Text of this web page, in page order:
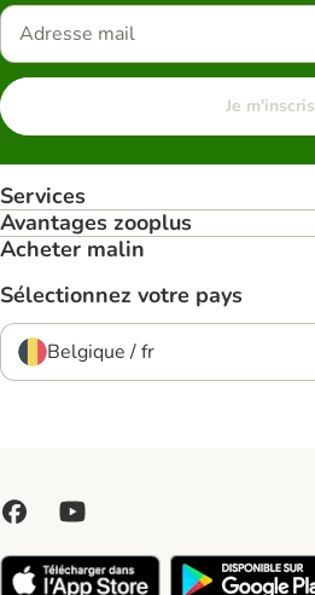
Je m'inscris
Services
Avantages zooplus
Acheter malin
Sélectionnez votre pays
Belgique / fr